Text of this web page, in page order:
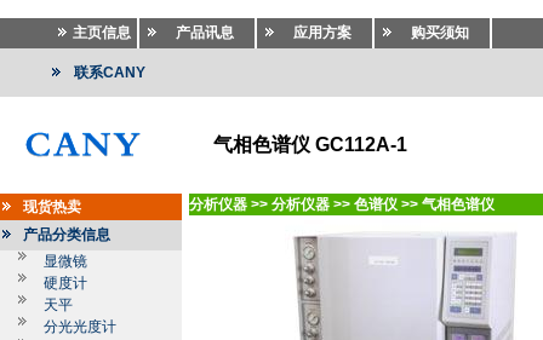
主页信息 产品讯息 应用方案 购买须知
联系CANY
气相色谱仪 GC112A-1
现货热卖
产品分类信息
显微镜
硬度计
天平
分光光度计
分析仪器 >> 分析仪器 >> 色谱仪 >> 气相色谱仪